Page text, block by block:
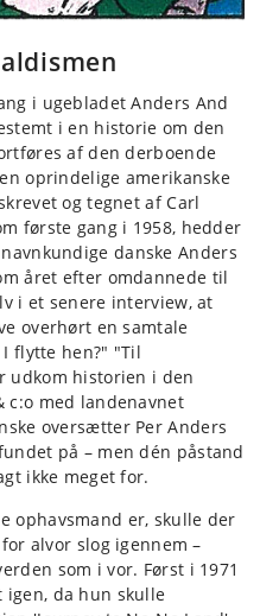
i ugebladet Anders And
i en historie om den
af den derboende
oprindelige amerikanske
og tegnet af Carl
første gang i 1958, hedder
danske Anders
året efter omdannede til
i et senere interview, at
overhørt en samtale
flytte hen?" "Til
udkom historien i den
c:o med landenavnet
oversætter Per Anders
på – men dén påstand
ikke meget for.
ophavsmand er, skulle der
alvor slog igennem –
som i vor. Først i 1971
igen, da hun skulle